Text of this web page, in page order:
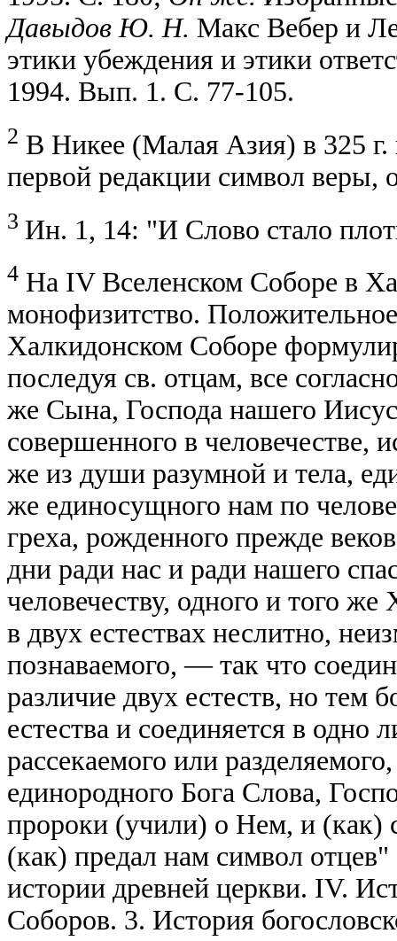
Давыдов Ю. Н. Макс Вебер и
этики убеждения и этики
1994. Вып. 1. С. 77-105.
2 В Никее (Малая Азия) в 325
первой редакции символ веры,
3 Ин. 1, 14: "И Слово стало
4 На IV Вселенском Соборе в
монофизитство.
Халкидонском Соборе
последуя св. отцам, все
же Сына, Господа нашего
совершенного в человечестве,
же из души разумной и тела,
же единосущного нам по
греха, рожденного прежде
дни ради нас и ради нашего
человечеству, одного и того
в двух естествах неслитно,
познаваемого, — так что
различие двух естеств, но тем
естества и соединяется в
рассекаемого или
единородного Бога Слова,
пророки (учили) о Нем, и (как)
(как) предал нам символ
истории древней церкви. IV.
Соборов. 3. История